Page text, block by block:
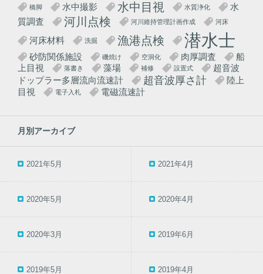
橋脚
水中撮影 水中目視 水質浄化
水
質調査
河川点検 河川維持管理計画作成 河床
河床材料 洗掘 漁港点検 潜水士
砂防関係施設 磯焼け 空洞化 肉厚調査
船
上目視
落書き 藻場 補修 設置式
超音波
ドップラー多層流向流速計
超音波厚さ計
陸上
目視
電子入札 電磁流速計
月別アーカイブ
2021年5月 2021年4月
2020年5月 2020年4月
2020年3月 2019年6月
2019年5月 2019年4月